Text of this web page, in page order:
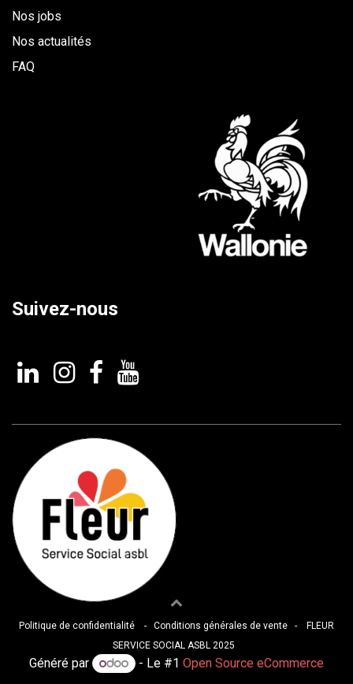
Nos jobs
Nos actualités
FAQ
Suivez-nous
Politique de confidentialité - Conditions générales de vente - FLEUR
SERVICE SOCIA​L ASBL 2025
Généré par - Le #1 Open Source eCommerce